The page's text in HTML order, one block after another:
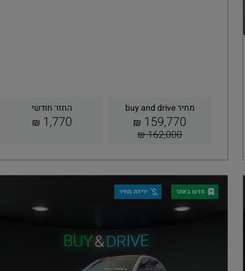
מחיר buy and drive
159,770
₪
162,000 ₪
החזר חודשי
1,770
₪
קבלת הצעה
חדש באתר ירידת מחיר